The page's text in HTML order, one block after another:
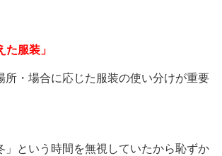
た服装」
所・場合に応じた服装の使い分けが重要
」という時間を無視していたから恥ずか